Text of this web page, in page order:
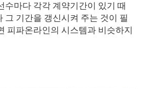
수마다 각각 계약기간이 있기 때
그 기간을 갱신시켜 주는 것이 필
피파온라인의 시스템과 비슷하지